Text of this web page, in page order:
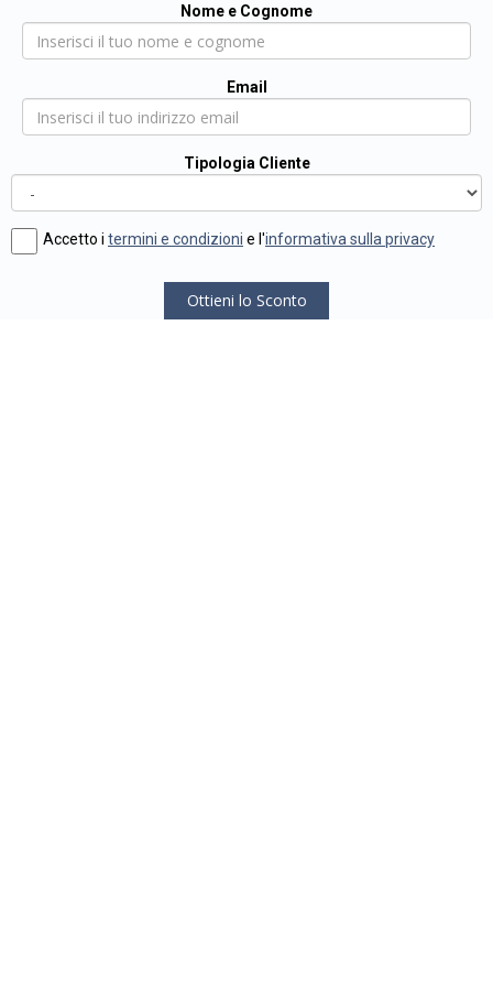
Nome e Cognome
Email
Tipologia Cliente
Accetto i termini e condizioni e l'informativa sulla privacy
Ottieni lo Sconto